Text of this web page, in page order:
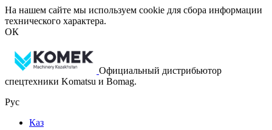
На нашем сайте мы используем cookie для сбора информации
технического характера.
ОК
Официальный дистрибьютор
спецтехники Komatsu и Bomag.
Рус
Каз